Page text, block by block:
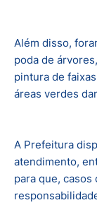
Além disso,
poda de
pintura de
áreas verdes
A Prefeitura
atendimento,
para que,